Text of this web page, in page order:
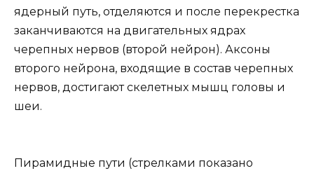
ядерный путь, отделяются и после перекрестка
заканчиваются на двигательных ядрах
черепных нервов (второй нейрон). Аксоны
второго нейрона, входящие в состав черепных
нервов, достигают скелетных мышц головы и
шеи.
Пирамидные пути (стрелками показано